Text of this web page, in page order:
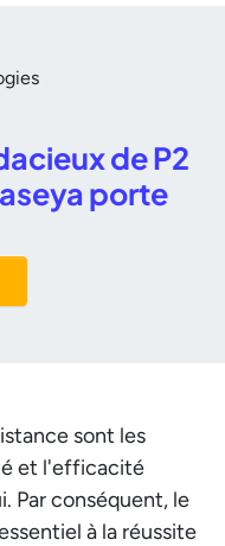
de P2
porte
sont les
et l'efficacité
Par conséquent, le
à la réussite